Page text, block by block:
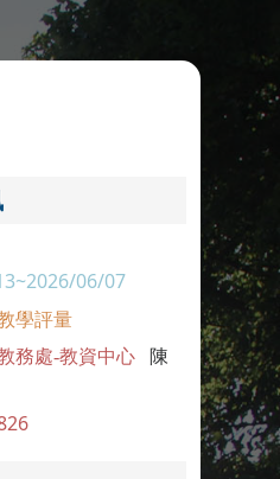
06/07
學評量
務處-教資中心
陳